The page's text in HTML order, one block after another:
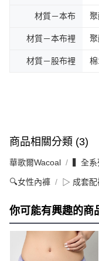
材質－本布
材質－本布裡
材質－股布裡
商品相關分類 (3)
華歌爾Wacoal ▍全
🔍女性內褲 ▷ 成套配
你可能有興趣的商